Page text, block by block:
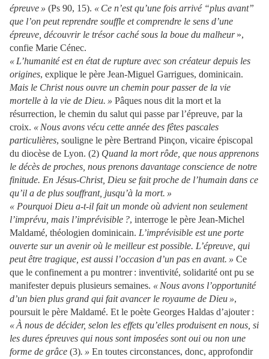
épreuve » (Ps 90, 15). « Ce n’est qu’une fois arrivé “plus avant”
que l’on peut reprendre souffle et comprendre le sens d’une
épreuve, découvrir le trésor caché sous la boue du malheur»,
confie Marie Cénec.
« L’humanité est en état de rupture avec son créateur depuis les
origines, explique le père Jean-Miguel Garrigues, dominicain.
Mais le Christ nous ouvre un chemin pour passer de la vie
mortelle à la vie de Dieu. » Pâques nous dit la mort et la
résurrection, le chemin du salut qui passe par l’épreuve, par la
croix. « Nous avons vécu cette année des fêtes pascales
particulières, souligne le père Bertrand Pinçon, vicaire épiscopal
du diocèse de Lyon. (2) Quand la mort rôde, que nous apprenons
le décès de proches, nous prenons davantage conscience de notre
finitude. En Jésus-Christ, Dieu se fait proche de l’humain dans ce
qu’il a de plus souffrant, jusqu’à la mort. »
« Pourquoi Dieu a-t-il fait un monde où advient non seulement
l’imprévu, mais l’imprévisible ?, interroge le père Jean-Michel
Maldamé, théologien dominicain. L’imprévisible est une porte
ouverte sur un avenir où le meilleur est possible. L’épreuve, qui
peut être tragique, est aussi l’occasion d’un pas en avant. » Ce
que le confinement a pu montrer : inventivité, solidarité ont pu se
manifester depuis plusieurs semaines. « Nous avons l’opportunité
d’un bien plus grand qui fait avancer le royaume de Dieu »,
poursuit le père Maldamé. Et le poète Georges Haldas d’ajouter :
« À nous de décider, selon les effets qu’elles produisent en nous, si
les dures épreuves qui nous sont imposées sont oui ou non une
forme de grâce (3). » En toutes circonstances, donc, approfondir